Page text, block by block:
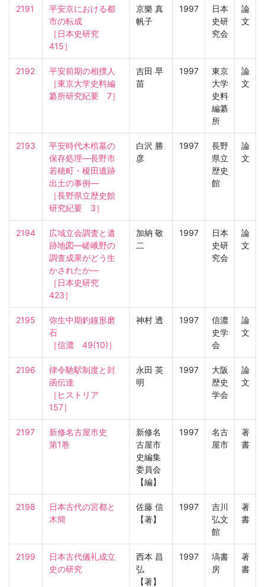
2191
平安京における都
市の転成
［日本史研究
415］
京樂 真
帆子
1997
日本
史研
究会
論
文
2192
平安前期の相撲人
［東京大学史料編
纂所研究紀要　7］
吉田 早
苗
1997
東京
大学
史料
編纂
所
論
文
2193
平安時代木棺墓の
保存処理—長野市
若穂町・榎田遺跡
出土の事例—
［長野県立歴史館
研究紀要　3］
白沢 勝
彦
1997
長野
県立
歴史
館
論
文
2194
広域立会調査と遺
跡地図—嵯峨野の
調査成果がどう生
かされたか—
［日本史研究
423］
加納 敬
二
1997
日本
史研
究会
論
文
2195
弥生中期釣鐘形磨
石
［信濃　49(10)］
神村 透 1997
信濃
史学
会
論
文
2196
律令馳駅制度と封
函伝達
［ヒストリア
157］
永田 英
明
1997
大阪
歴史
学会
論
文
2197
新修名古屋市史
第1巻
新修名
古屋市
史編集
委員会
【編】
1997
名古
屋市
著
書
2198
日本古代の宮都と
木簡
佐藤 信
【著】
1997
吉川
弘文
館
著
書
2199
日本古代儀礼成立
史の研究
西本 昌
弘
【著】
1997
塙書
房
著
書